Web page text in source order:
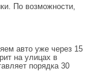
По возможности,
авто уже через 15
на улицах в
порядка 30